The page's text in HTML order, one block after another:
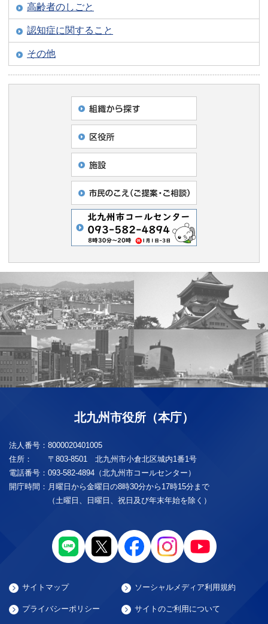
高齢者のしごと
認知症に関すること
その他
北九州市役所（本庁）
法人番号： 8000020401005
住所：
〒803-8501 北九州市小倉北区城内1番1号
電話番号： 093-582-4894（北九州市コールセンター）
開庁時間： 月曜日から金曜日の8時30分から17時15分まで
（土曜日、日曜日、祝日及び年末年始を除く）
サイトマップ ソーシャルメディア利用規約
プライバシーポリシー サイトのご利用について